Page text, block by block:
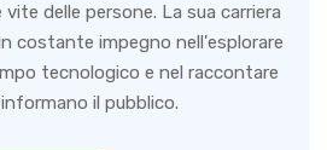
delle persone. La sua carriera
costante impegno nell'esplorare
tecnologico e nel raccontare
il pubblico.